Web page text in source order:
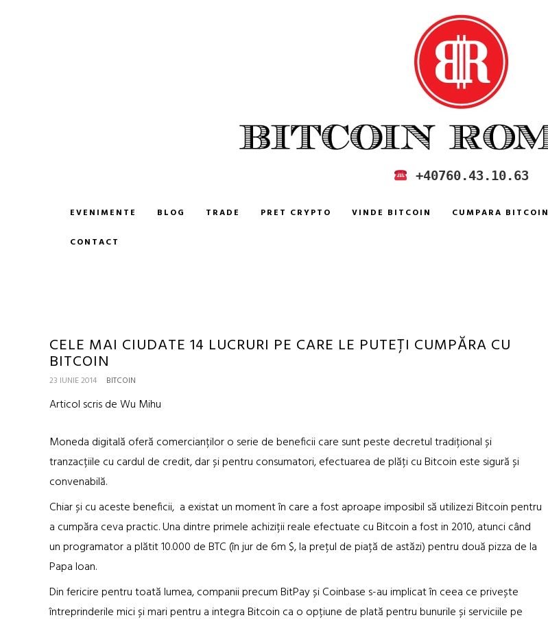
CUMPARA SI VINDE BITCOIN IN ROMANIA +40760.43.10.63
EVENIMENTE BLOG TRADE PRET CRYPTO VINDE BITCOIN CUMPARA BITCOIN
CONTACT
CELE MAI CIUDATE 14 LUCRURI PE CARE LE PUTEȚI CUMPĂRA CU
BITCOIN
23 IUNIE 2014 BITCOIN
Articol scris de Wu Mihu
Moneda digitală oferă comercianților o serie de beneficii care sunt peste decretul tradițional și
tranzacțiile cu cardul de credit, dar și pentru consumatori, efectuarea de plăți cu Bitcoin este sigură și
convenabilă.
Chiar și cu aceste beneficii, a existat un moment în care a fost aproape imposibil să utilizezi Bitcoin pentru
a cumpăra ceva practic. Una dintre primele achiziții reale efectuate cu Bitcoin a fost in 2010, atunci când
un programator a plătit 10.000 de BTC (în jur de 6m $, la prețul de piață de astăzi) pentru două pizza de la
Papa Ioan.
Din fericire pentru toată lumea, companii precum BitPay și Coinbase s-au implicat în ceea ce privește
întreprinderile mici și mari pentru a integra Bitcoin ca o opțiune de plată pentru bunurile și serviciile pe